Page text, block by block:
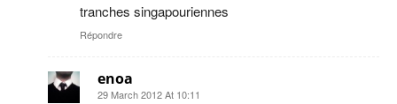
tranches singapouriennes
Répondre
enoa
29 March 2012 At 10:11